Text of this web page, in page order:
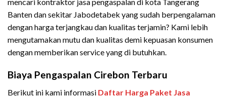
Banten dan sekitar Jabodetabek yang sudah berpengalaman
dengan harga terjangkau dan kualitas terjamin? Kami lebih
mengutamakan mutu dan kualitas demi kepuasan konsumen
dengan memberikan service yang di butuhkan.
Biaya Pengaspalan Cirebon Terbaru
Berikut ini kami informasi Daftar Harga Paket Jasa